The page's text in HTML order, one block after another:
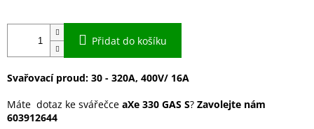
Přidat do košíku
Svařovací proud: 30 - 320A, 400V/ 16A
Máte dotaz ke svářečce aXe 330 GAS S? Zavolejte nám
603912644